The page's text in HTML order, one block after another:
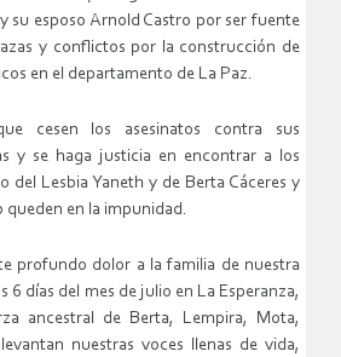
su esposo Arnold Castro por ser fuente
y conflictos por la construcción de
en el departamento de La Paz.
cesen los asesinatos contra sus
y se haga justicia en encontrar a los
del Lesbia Yaneth y de Berta Cáceres y
queden en la impunidad.
profundo dolor a la familia de nuestra
6 días del mes de julio en La Esperanza,
ancestral de Berta, Lempira, Mota,
nuestras voces llenas de vida,